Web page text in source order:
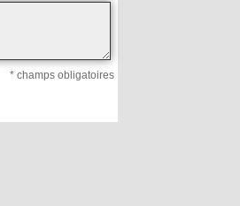
* champs obligatoires